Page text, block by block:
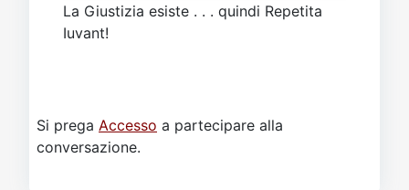
La Giustizia esiste . . . quindi Repetita
Iuvant!
Si prega Accesso a partecipare alla
conversazione.